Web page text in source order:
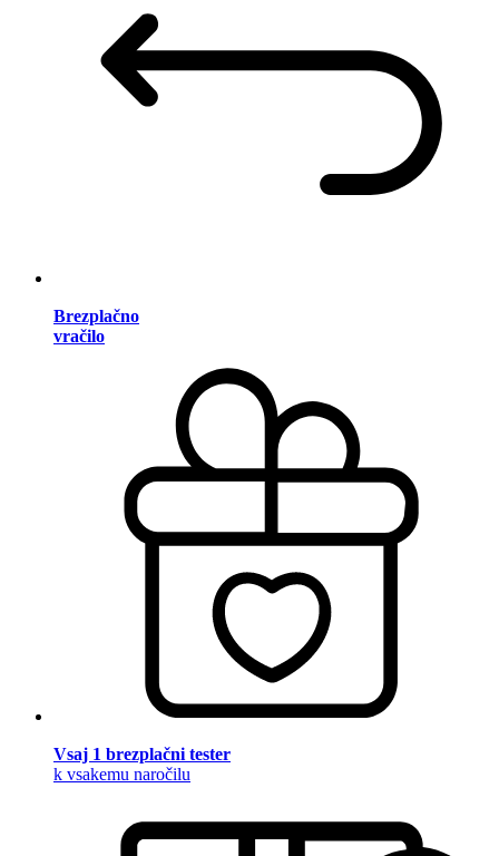
Brezplačno
vračilo
Vsaj 1 brezplačni tester
k vsakemu naročilu